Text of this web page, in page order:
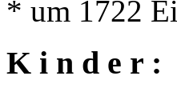
* um 1722
K i n d e r :